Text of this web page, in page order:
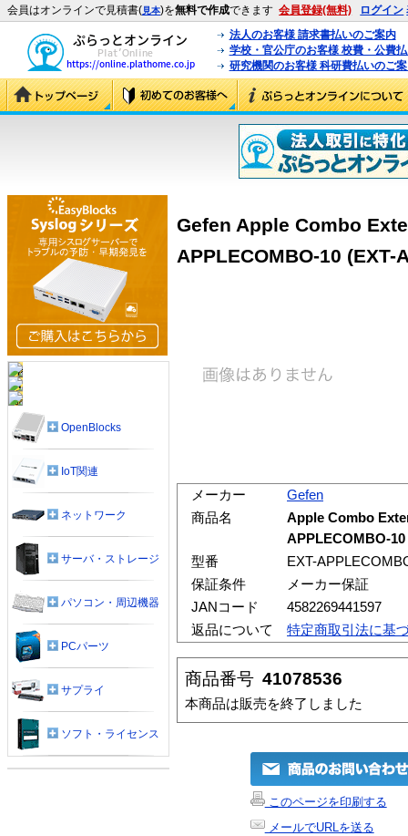
会員はオンラインで見積書(見本)を無料で作成できます 会員登録(無料) ログイン
法人のお客様 請求書払いのご案内
学校・官公庁のお客様 校費・公費
研究機関のお客様 科研費払いのご
Gefen Apple Combo
APPLECOMBO-10 (EXT-
メーカー
Gefen
商品名
Apple Combo
APPLECOMBO-10
型番
EXT-
保証条件
メーカー保証
JANコード
4582269441597
返品について
特定商取引法に基
商品番号 41078536
本商品は販売を終了しました
このページを印刷する
メールでURLを送る
OpenBlocks
IoT関連
ネットワーク
サーバ・ストレージ
パソコン・周辺機器
PCパーツ
サプライ
ソフト・ライセンス